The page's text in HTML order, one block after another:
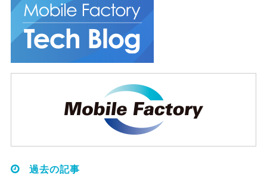
過去の記事